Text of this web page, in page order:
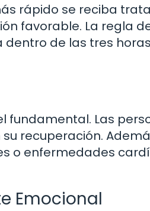
rápido se reciba
favorable. La regla
de las tres
fundamental. Las
recuperación.
o enfermedades
Emocional